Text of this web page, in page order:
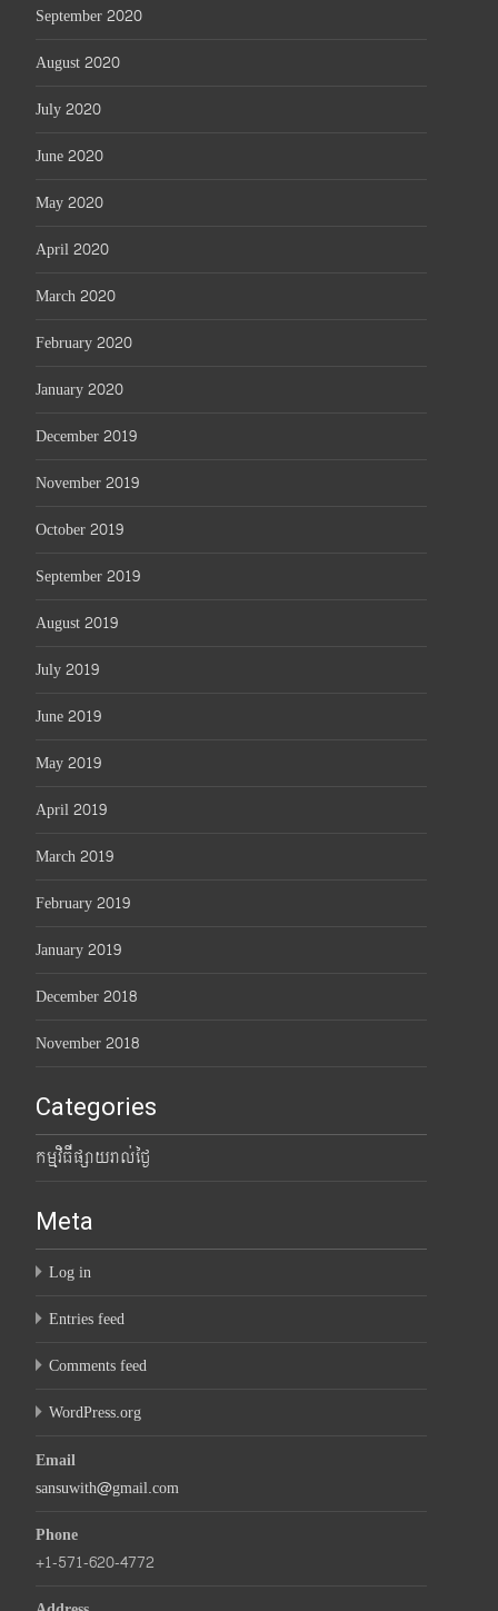
September 2020
August 2020
July 2020
June 2020
May 2020
April 2020
March 2020
February 2020
January 2020
December 2019
November 2019
October 2019
September 2019
August 2019
July 2019
June 2019
May 2019
April 2019
March 2019
February 2019
January 2019
December 2018
November 2018
Categories
កម្មវិធីផ្សាយរាល់ថ្ងៃ
Meta
Log in
Entries feed
Comments feed
WordPress.org
Email
sansuwith@gmail.com
Phone
+1-571-620-4772